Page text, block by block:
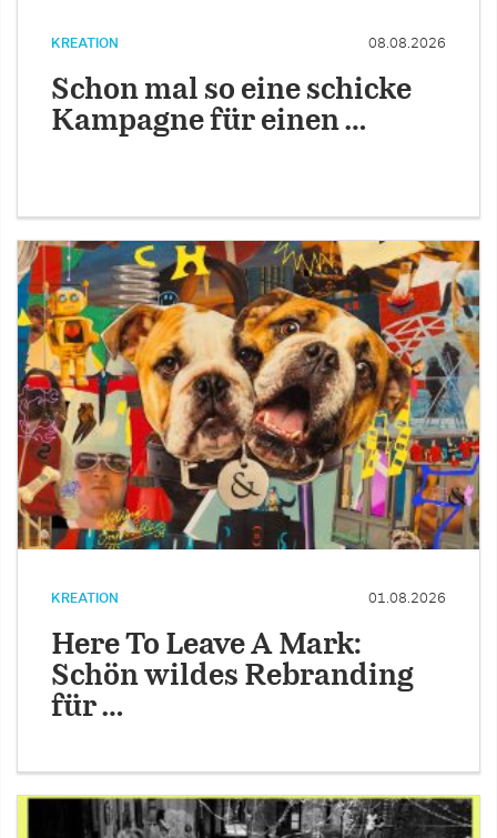
KREATION 08.08.2026
Schon mal so eine schicke
Kampagne für einen …
KREATION 01.08.2026
Here To Leave A Mark:
Schön wildes Rebranding
für …